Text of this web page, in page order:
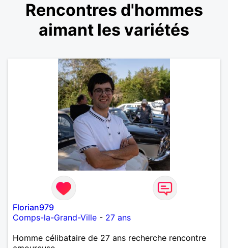
Rencontres d'hommes
aimant les variétés
Florian979
Comps-la-Grand-Ville - 27 ans
Homme célibataire de 27 ans recherche rencontre